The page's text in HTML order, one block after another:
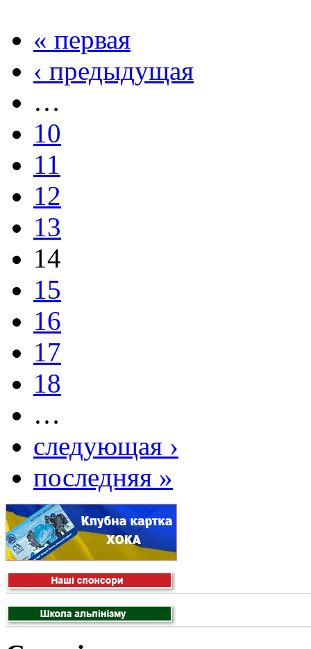
« первая
‹ предыдущая
…
10
11
12
13
14
15
16
17
18
…
следующая ›
последняя »